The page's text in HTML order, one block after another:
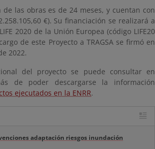
de las obras es de 24 meses, y cuentan con
€). Su financiación se realizará a
2020 de la Unión Europea (código LIFE20
de este Proyecto a TRAGSA se firmó en
2022.
del proyecto se puede consultar en
de poder descargarse la información
ejecutados en la ENRR.
adaptación riesgos inundación